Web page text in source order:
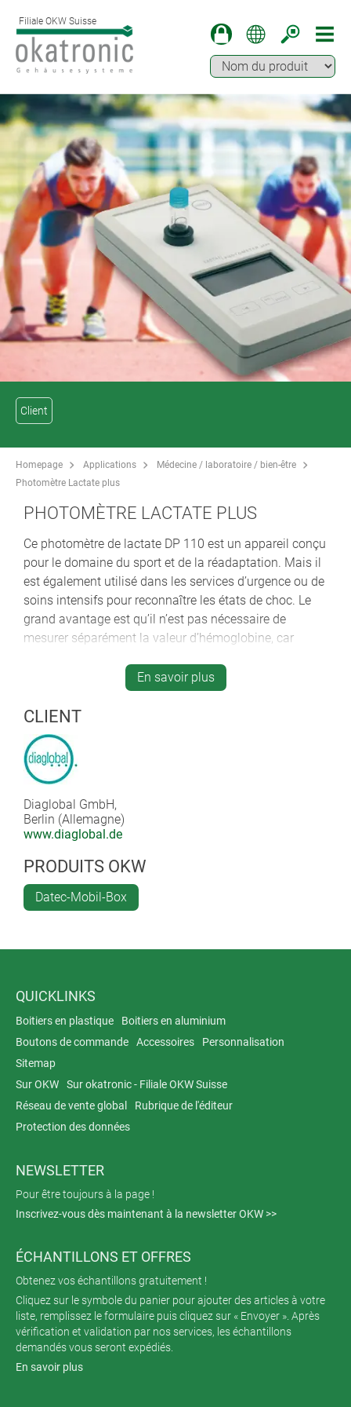
Filiale OKW Suisse
Client
Homepage Applications
Médecine / laboratoire / bien-être
Photomètre Lactate plus
PHOTOMÈTRE LACTATE PLUS
Ce photomètre de lactate DP 110 est un appareil conçu
pour le domaine du sport et de la réadaptation. Mais il
est également utilisé dans les services d’urgence ou de
soins intensifs pour reconnaître les états de choc. Le
grand avantage est qu’il n’est pas nécessaire de
mesurer séparément la valeur d’hémoglobine, car
l’affiche à l’écran. Il permet en outre de définir le taux de
glucose, un paramètre essentiel pour la médecine du
sport.
En savoir plus
CLIENT
Diaglobal GmbH,
Berlin (Allemagne)
www.diaglobal.de
PRODUITS OKW
Datec-Mobil-Box
QUICKLINKS
Boitiers en plastique
Boitiers en aluminium
Boutons de commande
Accessoires
Personnalisation
Sitemap
Sur OKW
Sur okatronic - Filiale OKW Suisse
Réseau de vente global
Rubrique de l'éditeur
Protection des données
NEWSLETTER
Pour être toujours à la page !
Inscrivez-vous dès maintenant à la newsletter OKW >>
ÉCHANTILLONS ET OFFRES
Obtenez vos échantillons gratuitement !
Cliquez sur le symbole du panier pour ajouter des articles à votre
liste, remplissez le formulaire puis cliquez sur « Envoyer ». Après
vérification et validation par nos services, les échantillons
demandés vous seront expédiés.
En savoir plus